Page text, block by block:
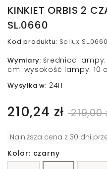
KINKIET ORBIS 2
SL.0660
Kod produktu: Sollux SL.0660
Wymiary: średnica lampy:
cm. wysokość lampy: 10
Wysyłka w: 24H
210,24 zł 219,00
Najniższa cena z 30 dni
Kolor: czarny